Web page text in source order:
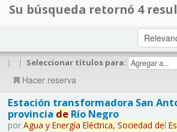
Su búsqueda retornó 4
| | Seleccionar títulos para:
Hacer reserva
Estación transformadora San
provincia deRío Negro
por Agua y Energía Eléctrica, Sociedad del